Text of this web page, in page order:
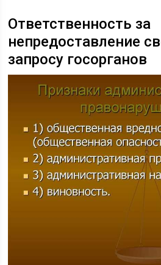
Ответственность за
непредоставление
запросу госорганов